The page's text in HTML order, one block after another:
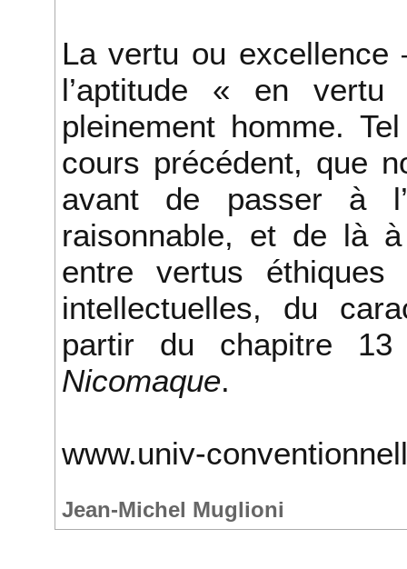
La vertu ou
l’aptitude « en
pleinement homme.
cours précédent, que
avant de passer à
raisonnable, et de là
entre vertus
intellectuelles, du
partir du chapitre
Nicomaque.
www.univ-
Jean-Michel Muglioni